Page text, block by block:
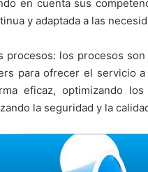
en cuenta sus
y adaptada a las
procesos: los procesos
para ofrecer el servicio
eficaz, optimizando
la seguridad y la